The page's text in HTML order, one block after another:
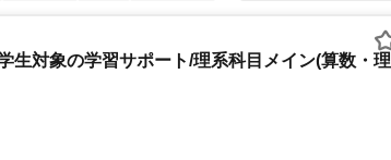
生対象の学習サポート/理系科目メイン(算数・理